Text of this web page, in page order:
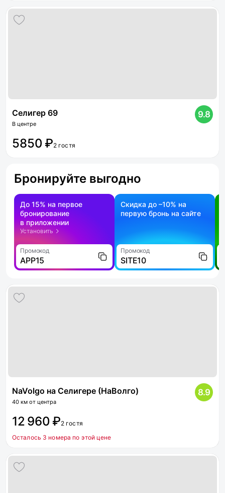
Селигер 69
В центре
9.8
5850 ₽2 гостя
Бронируйте выгодно
До 15% на первое
бронирование
в приложении
Установить
Промокод
APP15
Скидка до –10% на
первую бронь на сайте
Промокод
SITE10
NaVolgo на Селигере (НаВолго)
40 км от центра
8.9
12 960 ₽2 гостя
Осталось 3 номера по этой цене